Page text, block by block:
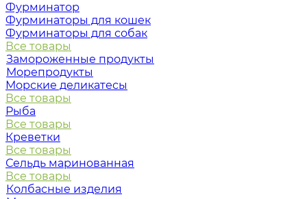
Фурминатор
Фурминаторы для кошек
Фурминаторы для собак
Все товары
Замороженные продукты
Морепродукты
Морские деликатесы
Все товары
Рыба
Все товары
Креветки
Все товары
Сельдь маринованная
Все товары
Колбасные изделия